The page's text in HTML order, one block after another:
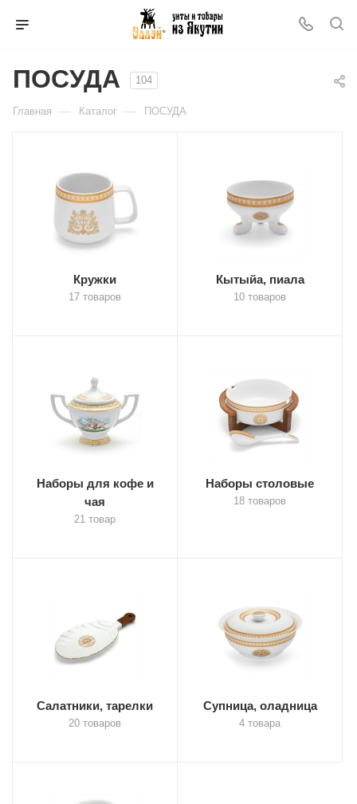
ПОСУДА 104
Главная — Каталог — ПОСУДА
Кружки
17 товаров
Кытыйа, пиала
10 товаров
Наборы для кофе и
чая
21 товар
Наборы столовые
18 товаров
Салатники, тарелки
20 товаров
Супница, оладница
4 товара